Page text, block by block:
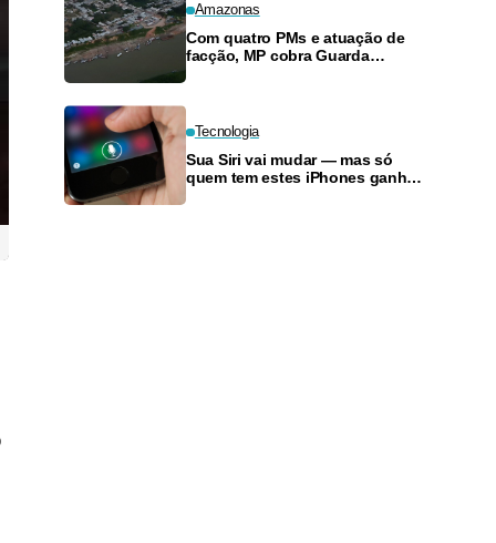
Amazonas
Com quatro PMs e atuação de
facção, MP cobra Guarda
Tecnologia
Sua Siri vai mudar — mas só
quem tem estes iPhones ganha